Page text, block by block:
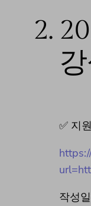
2.
✅ 지
작성